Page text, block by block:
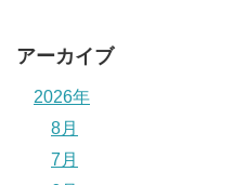
アーカイブ
2026年
8月
7月